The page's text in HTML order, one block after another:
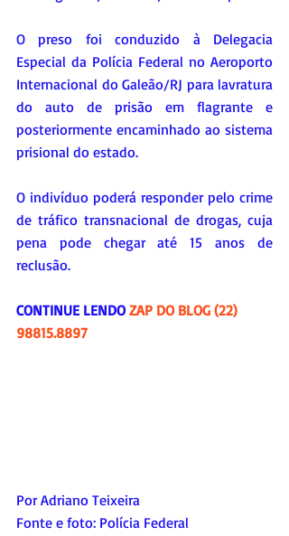
O preso foi conduzido à Delegacia
Especial da Polícia Federal no Aeroporto
Internacional do Galeão/RJ para lavratura
do auto de prisão em flagrante e
posteriormente encaminhado ao sistema
prisional do estado.
O indivíduo poderá responder pelo crime
de tráfico transnacional de drogas, cuja
pena pode chegar até 15 anos de
reclusão.
CONTINUE LENDO ZAP DO BLOG (22)
98815.8897
Por Adriano Teixeira
Fonte e foto: Polícia Federal